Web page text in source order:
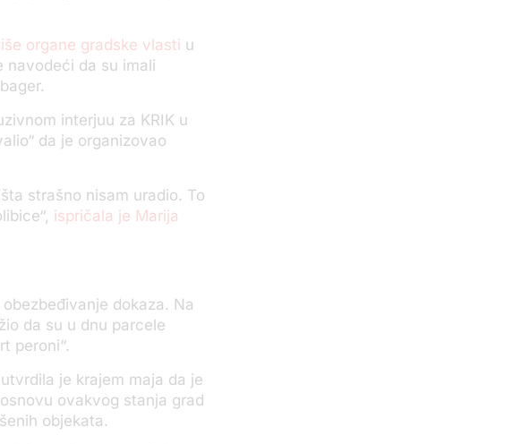
organe gradske vlasti u
navodeći da su imali
interjuu za KRIK u
da je organizovao
strašno nisam uradio. To
ispričala je Marija
dokaza. Na
da su u dnu parcele
peroni“.
je krajem maja da je
ovakvog stanja grad
objekata.